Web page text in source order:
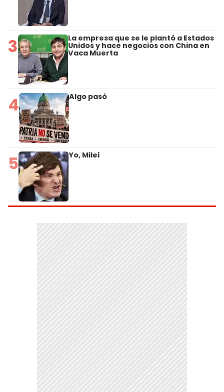
3 La empresa que se le plantó a Estados
Unidos y hace negocios con China en
Vaca Muerta
4 Algo pasó
5 Yo, Milei